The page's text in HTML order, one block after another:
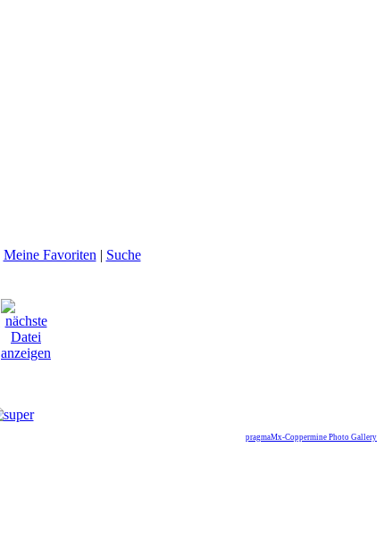
Meine Favoriten | Suche
pragmaMx-Coppermine Photo Gallery